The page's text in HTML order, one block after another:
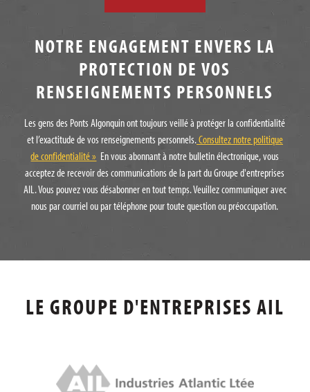
NOTRE ENGAGEMENT ENVERS LA
PROTECTION DE VOS
RENSEIGNEMENTS PERSONNELS
Les gens des Ponts Algonquin ont toujours veillé à protéger la confidentialité
et l’exactitude de vos renseignements personnels.Consultez notre politique
de confidentialité » En vous abonnant à notre bulletin électronique, vous
acceptez de recevoir des communications de la part du Groupe d'entreprises
AIL. Vous pouvez vous désabonner en tout temps. Veuillez communiquer avec
nous par courriel ou par téléphone pour toute question ou préoccupation.
LE GROUPE D'ENTREPRISES AIL